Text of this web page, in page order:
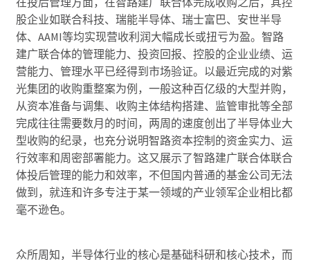
股企业如联合科技、瑞能半导体、瑞士富巴、安世半导
体、AAMI等均实现营收利润大幅成长或扭亏为盈。智路
建广联合体的管理能力、投资回报、控股的企业业绩、运
营能力、管理水平已经得到市场验证。以最近完成的对紫
光集团的收购重整案为例，一般这种百亿级的大型并购，
从资本准备与调集、收购主体结构搭建、监管审批等全部
完成往往需要数月的时间，两周的速度创出了半导体业大
型收购的纪录，也充分说明智路资本控制的资金实力、运
行效率和周密部署能力。这又展示了智路建广联合体联合
体投后管理的能力和效率，不但国内普通的基金公司无法
做到，就连和许多专注于某一领域的产业领军企业相比都
毫不逊色。
众所周知，半导体行业的核心是基础科研和核心技术，而